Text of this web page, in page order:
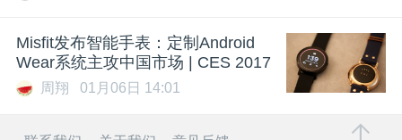
Misfit发布智能手表：定制Android
Wear系统主攻中国市场 | CES 2017
周翔 01月06日 14:01